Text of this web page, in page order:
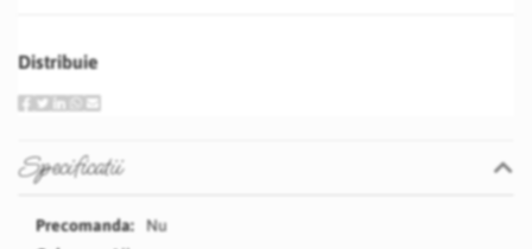
Distribuie
Specificatii
Specificatii
Nu